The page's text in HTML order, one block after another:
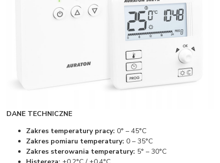
DANE TECHNICZNE
Zakres temperatury pracy: 0° – 45°C
Zakres pomiaru temperatury: 0 – 35°C
Zakres sterowania temperatury: 5° – 30°C